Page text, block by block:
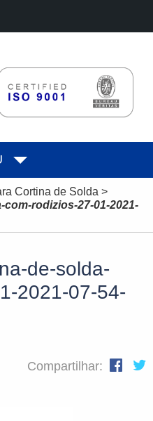
Cortina de Solda >
rodizios-27-01-2021-
de-solda-
2021-07-54-
Compartilhar: